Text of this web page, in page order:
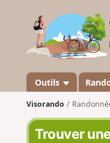
Outils
Visorando
Trouver